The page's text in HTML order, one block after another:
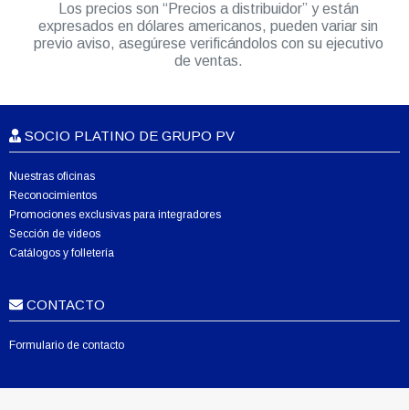
Los precios son “Precios a distribuidor” y están
expresados en dólares americanos, pueden variar sin
previo aviso, asegúrese verificándolos con su ejecutivo
de ventas.
SOCIO PLATINO DE GRUPO PV
Nuestras oficinas
Reconocimientos
Promociones exclusivas para integradores
Sección de videos
Catálogos y folletería
CONTACTO
Formulario de contacto